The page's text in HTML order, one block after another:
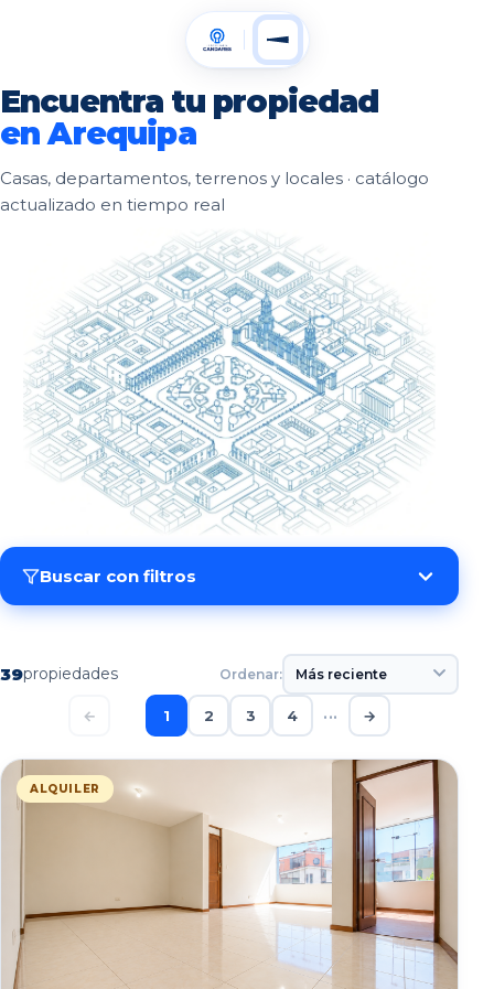
Encuentra tu propiedad
en Arequipa
Casas, departamentos, terrenos y locales · catálogo
actualizado en tiempo real
Buscar con filtros
39propiedades
← 1 2 3 4 ··· →
Ordenar:
ALQUILER